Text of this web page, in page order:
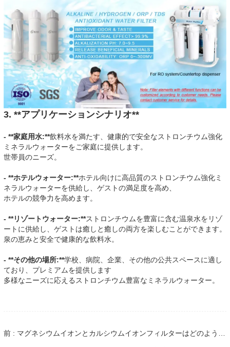
3. **アプリケーションシナリオ**
- **家庭用水:**飲料水を満たす、健康的で安全なストロンチウム強化
ミネラルウォーターをご家庭に提供します。
世帯員のニーズ。
- **ホテルウォーター:**ホテル向けに高品質のストロンチウム強化ミ
ネラルウォーターを供給し、ゲストの満足度を高め、
ホテルの競争力を高めます。
- **リゾートウォーター:**ストロンチウムを豊富に含む温泉水をリゾ
ートに供給し、ゲストは癒しと癒しの両方を楽しむことができます。
泉の恵みと安全で健康的な飲料水。
- **その他の場所:**学校、病院、企業、その他の公共スペースに適し
ており、プレミアムを提供します
多様なニーズに応えるストロンチウム豊富なミネラルウォーター。